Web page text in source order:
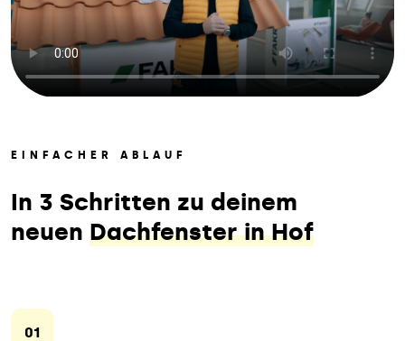
EINFACHER ABLAUF
In 3 Schritten zu deinem
neuen Dachfenster in Hof
01